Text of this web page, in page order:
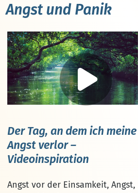
Angst und Panik
Der Tag, an dem ich meine
Angst verlor –
Videoinspiration
Angst vor der Einsamkeit, Angst,